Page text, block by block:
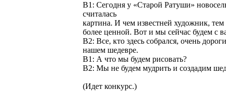
В1: Сегодня у «Старой Ратуши»
считалась
картина. И чем известней художник, тем
более ценной. Вот и мы сейчас будем с
В2: Все, кто здесь собрался, очень
нашем шедевре.
В1: А что мы будем рисовать?
В2: Мы не будем мудрить и создадим
(Идет конкурс.)